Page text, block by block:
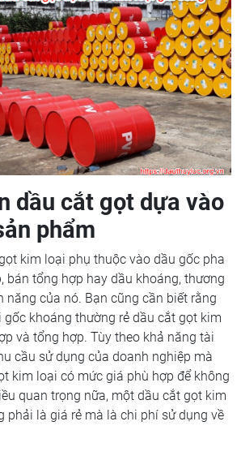
dầu cắt gọt dựa vào
phẩm
kim loại phụ thuộc vào dầu gốc pha
bán tổng hợp hay dầu khoáng, thương
năng của nó. Bạn cũng cần biết rằng
khoáng thường rẻ dầu cắt gọt kim
và tổng hợp. Tùy theo khả năng tài
cầu sử dụng của doanh nghiệp mà
kim loại có mức giá phù hợp để không
quan trọng nữa, một dầu cắt gọt kim
phải là giá rẻ mà là chi phí sử dụng về